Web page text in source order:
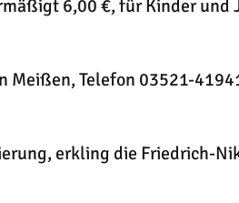
6,00 €, für Kinder und
Telefon 03521-
erkling die Friedrich-